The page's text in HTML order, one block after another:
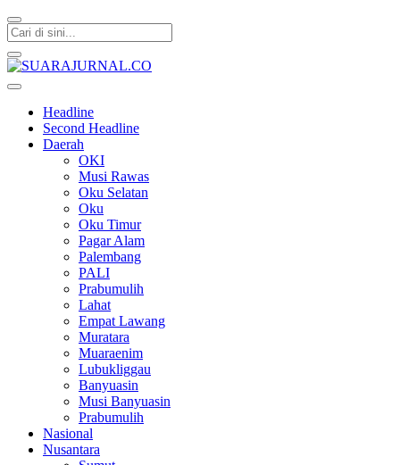
Headline
Second Headline
Daerah
OKI
Musi Rawas
Oku Selatan
Oku
Oku Timur
Pagar Alam
Palembang
PALI
Prabumulih
Lahat
Empat Lawang
Muratara
Muaraenim
Lubukliggau
Banyuasin
Musi Banyuasin
Prabumulih
Nasional
Nusantara